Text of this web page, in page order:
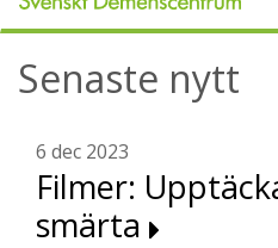
l
Senaste nytt
6 dec 2023
Filmer:
smärta